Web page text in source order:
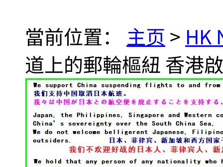
當前位置： 主页 > HK
道上的郵輪樞紐 香港